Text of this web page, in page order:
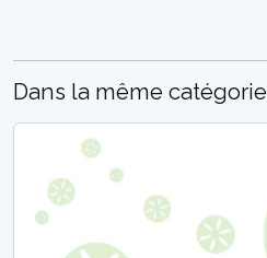
Dans la même catégorie